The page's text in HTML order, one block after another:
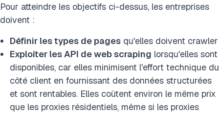
Pour atteindre les objectifs ci-dessus, les entreprises
doivent :
Définir les types de pages qu'elles doivent crawler
Exploiter les API de web scraping lorsqu'elles sont
disponibles, car elles minimisent l'effort technique du
côté client en fournissant des données structurées
et sont rentables. Elles coûtent environ le même prix
que les proxies résidentiels, même si les proxies